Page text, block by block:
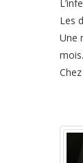
Les
Une